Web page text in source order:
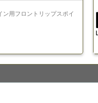
ン用フロントリップスポイ